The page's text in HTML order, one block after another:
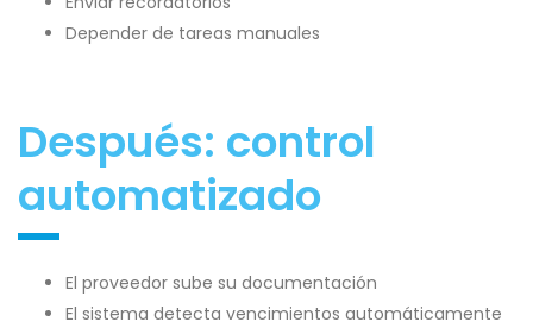
Depender de tareas manuales
Después: control
automatizado
El proveedor sube su documentación
El sistema detecta vencimientos automáticamente